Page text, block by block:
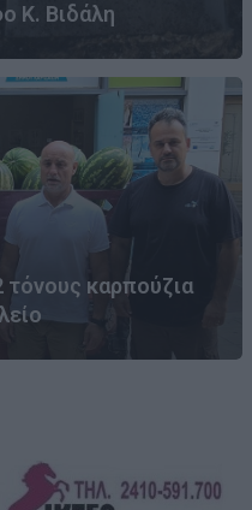
Κ. Βιδάλη
καρπούζια